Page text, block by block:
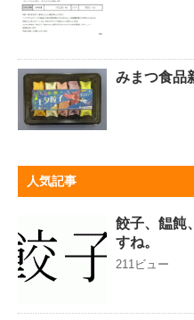
みまつ食品
人気記事
餃子、饂飩
すね。
211ビュー